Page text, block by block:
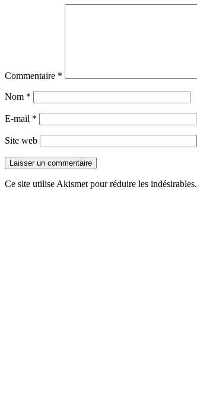
Commentaire *
Nom *
E-mail *
Site web
Ce site utilise Akismet pour réduire les indésirables.